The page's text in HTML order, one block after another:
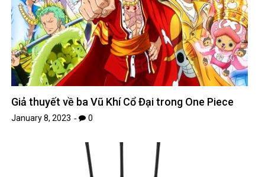
Giả thuyết về ba Vũ Khí Cổ Đại trong One Piece
January 8, 2023 0